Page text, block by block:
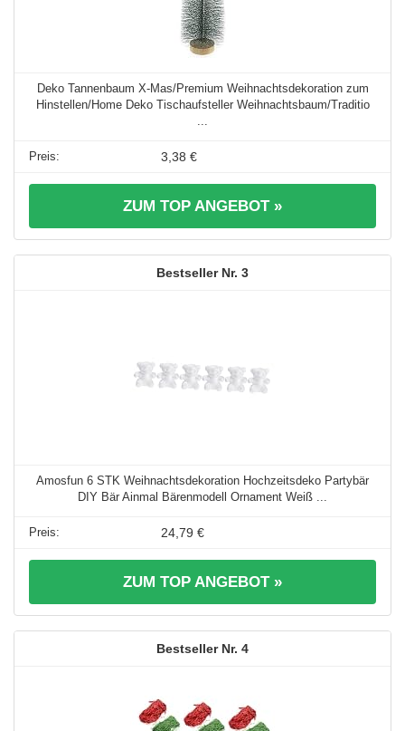
Deko Tannenbaum X-Mas/Premium Weihnachtsdekoration zum
Hinstellen/Home Deko Tischaufsteller Weihnachtsbaum/Traditio
...
3,38 €
ZUM TOP ANGEBOT »
3
Amosfun 6 STK Weihnachtsdekoration Hochzeitsdeko Partybär
DIY Bär Ainmal Bärenmodell Ornament Weiß ...
24,79 €
ZUM TOP ANGEBOT »
4